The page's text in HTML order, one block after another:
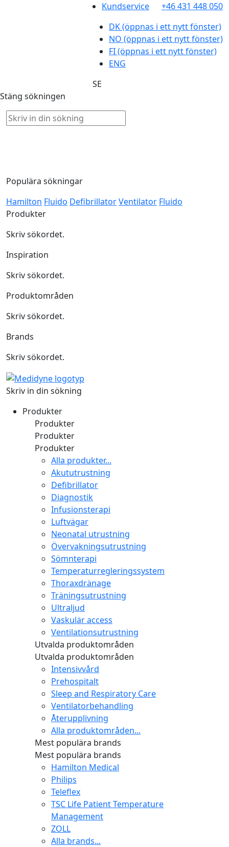
Kundservice
+46 431 448 050
DK(öppnas i ett nytt fönster)
NO (öppnas i ett nytt fönster)
FI(öppnas i ett nytt fönster)
ENG
SE
Stäng sökningen
Populära sökningar
Hamilton Fluido DefibrillatorVentilator Fluido
Produkter
Skriv sökordet.
Inspiration
Skriv sökordet.
Produktområden
Skriv sökordet.
Brands
Skriv sökordet.
Skriv in din sökning
Produkter
Produkter
Produkter
Produkter
Alla produkter...
Akututrustning
Defibrillator
Diagnostik
Infusionsterapi
Luftvägar
Neonatal utrustning
Övervakningsutrustning
Sömnterapi
Temperaturregleringssystem
Thoraxdränage
Träningsutrustning
Ultraljud
Vaskulär access
Ventilationsutrustning
Utvalda produktområden
Utvalda produktområden
Intensivvård
Prehospitalt
Sleep and Respiratory Care
Ventilatorbehandling
Återupplivning
Alla produktområden...
Mest populära brands
Mest populära brands
Hamilton Medical
Philips
Teleflex
TSC Life Patient Temperature
Management
ZOLL
Alla brands...